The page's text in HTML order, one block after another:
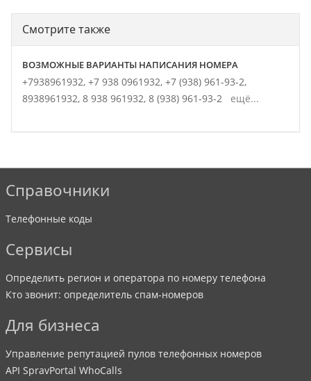
Смотрите также
ВОЗМОЖНЫЕ ВАРИАНТЫ НАПИСАНИЯ НОМЕРА
+7938961932, +7 938 0961932, +7 (938) 961-93-2,
8938961932, 8 938 961932, 8 (938) 961-93-2 ещё...
Справочники
Телефонные коды
Сервисы
Определить регион и оператора по номеру телефона
Кто звонит: определитель спам-номеров
Для бизнеса
Управление репутацией пулов телефонных номеров
API SpravPortal WhoCalls